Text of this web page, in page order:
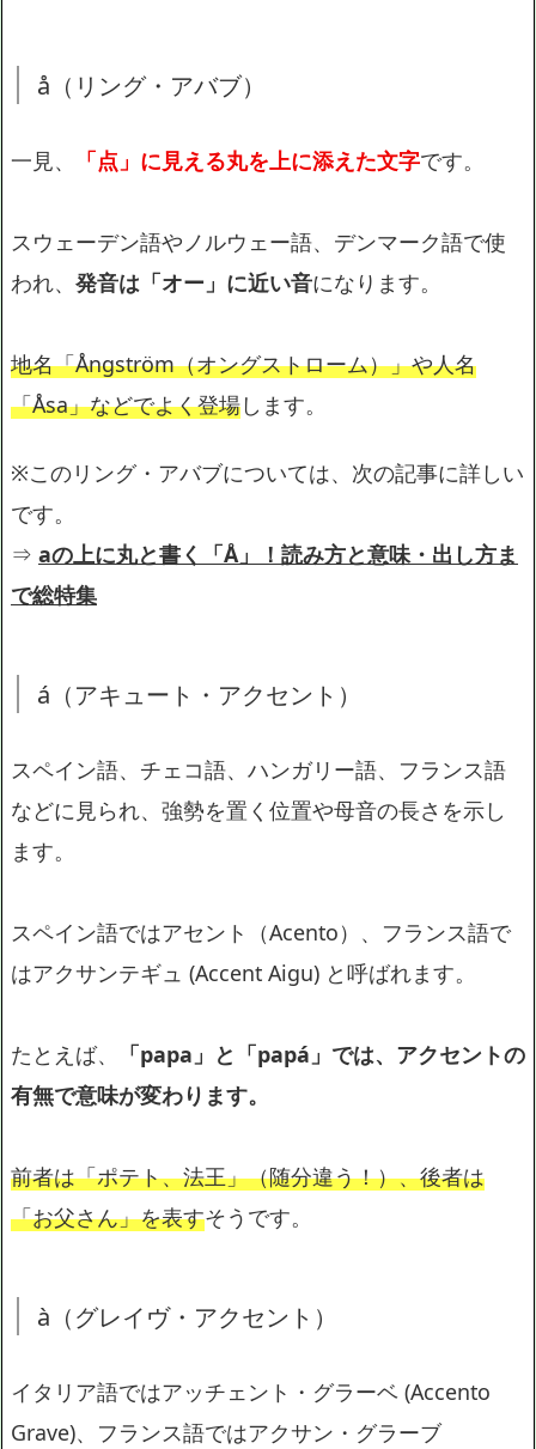
å（リング・アバブ）
一見、 「点」に見える丸を上に添えた文字です。
スウェーデン語やノルウェー語、デンマーク語で使
われ、 発音は「オー」に近い音になります。
地名「Ångström（オングストローム）」や人名
「Åsa」などでよく登場します。
※このリング・アバブについては、次の記事に詳しい
です。
⇒ aの上に丸と書く「Å」！読み方と意味・出し方ま
で総特集
á（アキュート・アクセント）
スペイン語、チェコ語、ハンガリー語、フランス語
などに見られ、強勢を置く位置や母音の長さを示し
ます。
スペイン語ではアセント（Acento）、フランス語で
はアクサンテギュ (Accent Aigu) と呼ばれます。
たとえば、
「papa」と「papá」では、アクセントの
有無で意味が変わります。
前者は「ポテト、法王」（随分違う！）、後者は
「お父さん」を表すそうです。
à（グレイヴ・アクセント）
イタリア語ではアッチェント・グラーベ (Accento
Grave)、フランス語ではアクサン・グラーブ